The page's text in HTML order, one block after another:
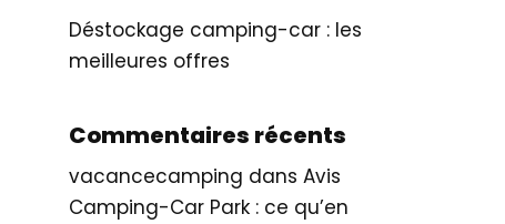
Déstockage camping-car : les
meilleures offres
Commentaires récents
vacancecamping dans Avis
Camping-Car Park : ce qu’en